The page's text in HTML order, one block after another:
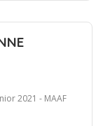
2021 - MAAF